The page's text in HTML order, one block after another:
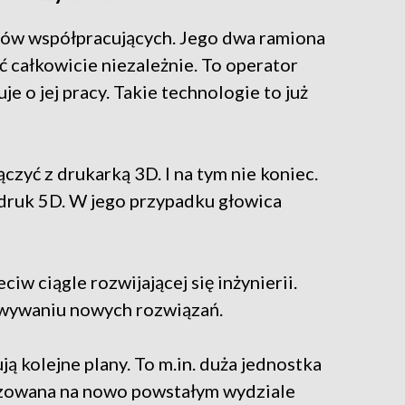
współpracujących. Jego dwa ramiona
całkowicie niezależnie. To operator
o jej pracy. Takie technologie to już
z drukarką 3D. I na tym nie koniec.
5D. W jego przypadku głowica
ciągle rozwijającej się inżynierii.
nowych rozwiązań.
kolejne plany. To m.in. duża jednostka
na nowo powstałym wydziale